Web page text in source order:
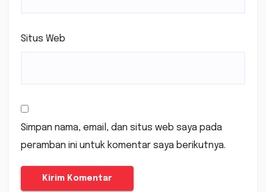
Situs Web
Simpan nama, email, dan situs web saya pada
peramban ini untuk komentar saya berikutnya.